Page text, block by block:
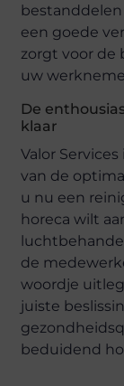
een goede
zorgt voor de
uw
De
klaar
Valor
van de
u nu een
horeca wilt
de
woordje
juiste
beduidend